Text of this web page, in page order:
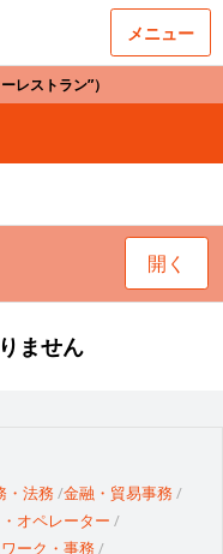
メニュー
レストラン”）
開く
ません
・法務 金融・貿易事務
オペレーター
ーク・事務